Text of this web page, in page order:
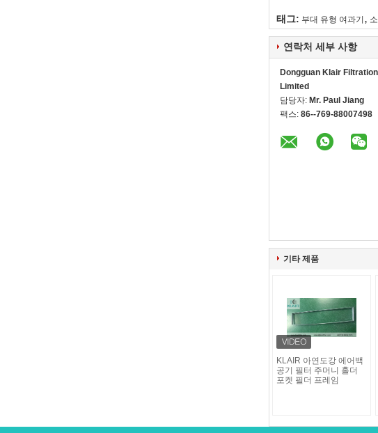
태그: 부대 유형 여과기 ,
연락처 세부 사항
Dongguan Klair
Limited
담당자: Mr. Paul Jiang
팩스: 86--769-88007498
기타 제품
KLAIR 아연도강 에어백
공기 필터 주머니 홀더
포켓 필더 프레임